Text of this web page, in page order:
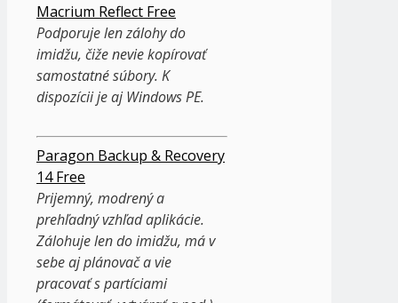
Macrium Reflect Free
Podporuje len zálohy do
imidžu, čiže nevie kopírovať
samostatné súbory. K
dispozícii je aj Windows PE.
Paragon Backup & Recovery
14 Free
Prijemný, modrený a
prehľadný vzhľad aplikácie.
Zálohuje len do imidžu, má v
sebe aj plánovač a vie
pracovať s partíciami